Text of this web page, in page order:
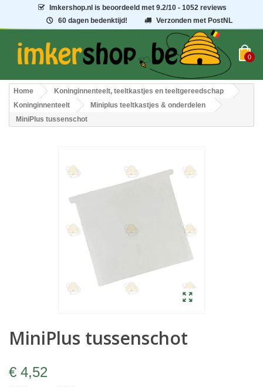
Imkershop.nl is beoordeeld met9.2/10 - 1052 reviews
60 dagen bedenktijd!
Verzonden met PostNL
0
Home
Koninginnenteelt, teeltkastjes en teeltgereedschap
Koninginnenteelt
Miniplus teeltkastjes & onderdelen
MiniPlus tussenschot
MiniPlus tussenschot
€ 4,52